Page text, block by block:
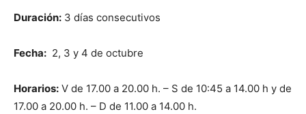
Duración: 3 días consecutivos
Fecha: 2, 3 y 4 de octubre
Horarios: V de 17.00 a 20.00 h. – S de 10:45 a 14.00 h y de
17.00 a 20.00 h. – D de 11.00 a 14.00 h.